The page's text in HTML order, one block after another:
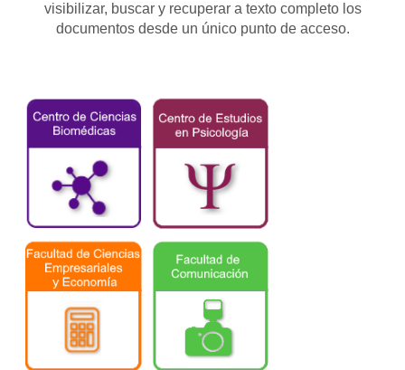
visibilizar, buscar y recuperar a texto completo los
documentos desde un único punto de acceso.